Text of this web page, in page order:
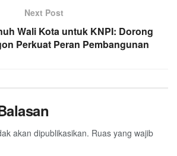
Next Post
Wali Kota untuk KNPI: Dorong
Perkuat Peran Pembangunan
akan dipublikasikan. Ruas yang wajib